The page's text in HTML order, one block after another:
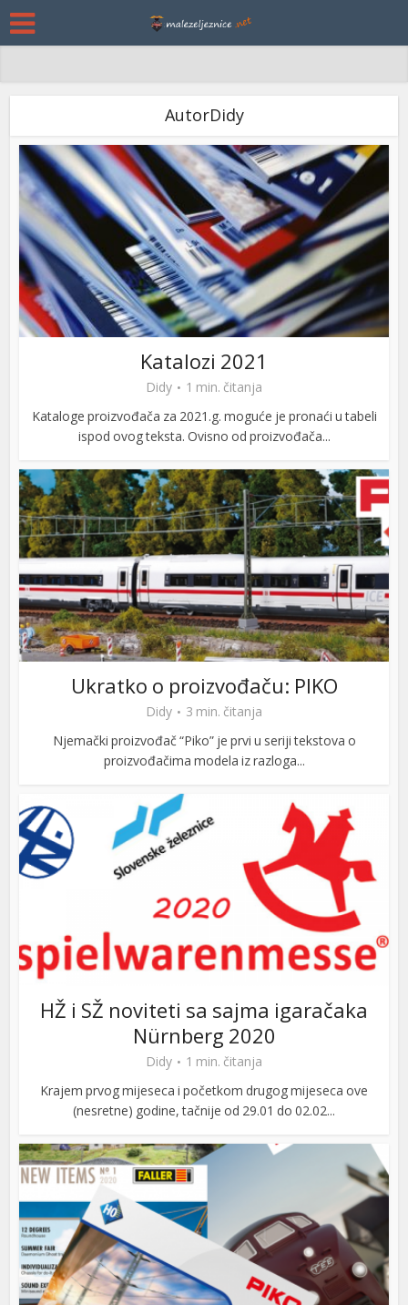
AutorDidy
Katalozi 2021
Didy
1 min. čitanja
Kataloge proizvođača za 2021.g. moguće je pronaći u tabeli
ispod ovog teksta. Ovisno od proizvođača...
Ukratko o proizvođaču: PIKO
Didy
3 min. čitanja
Njemački proizvođač “Piko” je prvi u seriji tekstova o
proizvođačima modela iz razloga...
HŽ i SŽ noviteti sa sajma igaračaka
Nürnberg 2020
Didy
1 min. čitanja
Krajem prvog mijeseca i početkom drugog mijeseca ove
(nesretne) godine, tačnije od 29.01 do 02.02...